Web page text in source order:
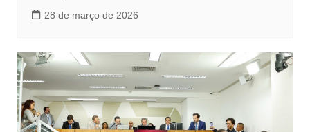
28 de março de 2026